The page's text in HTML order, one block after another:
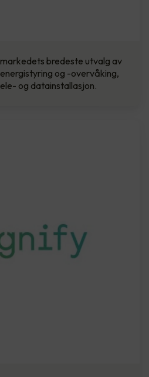
bredeste utvalg av
og -overvåking,
og datainstallasjon.